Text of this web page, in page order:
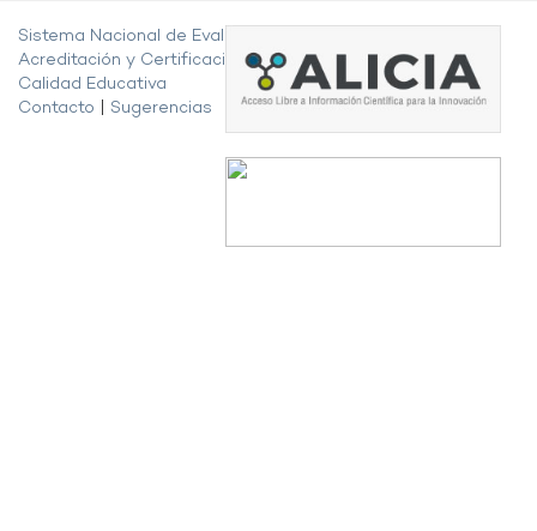
Sistema Nacional de Evaluación,
Acreditación y Certificación de la
Calidad Educativa
Contacto
Sugerencias